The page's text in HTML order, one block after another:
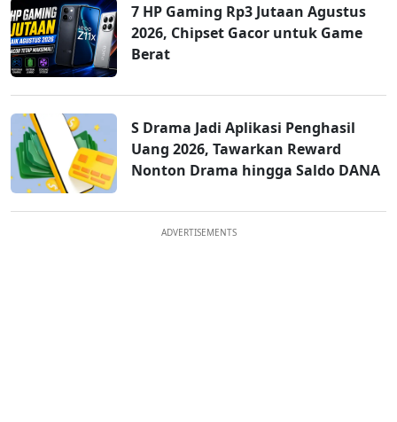
7 HP Gaming Rp3 Jutaan Agustus
2026, Chipset Gacor untuk Game
Berat
S Drama Jadi Aplikasi Penghasil
Uang 2026, Tawarkan Reward
Nonton Drama hingga Saldo DANA
ADVERTISEMENTS